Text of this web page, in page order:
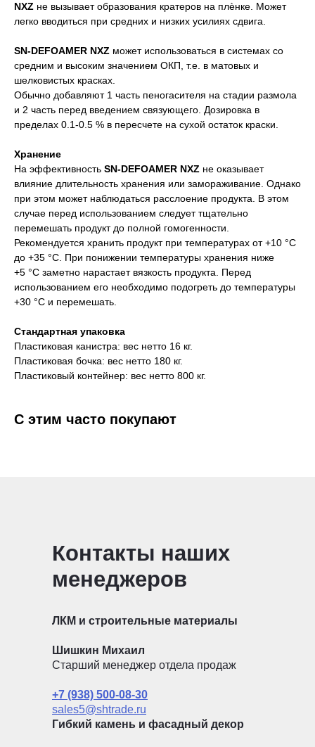
NXZ не вызывает образования кратеров на плѐнке. Может
легко вводиться при средних и низких усилиях сдвига.
SN-DEFOAMER NXZ может использоваться в системах со
средним и высоким значением ОКП, т.е. в матовых и
шелковистых красках.
Обычно добавляют 1 часть пеногасителя на стадии размола
и 2 часть перед введением связующего. Дозировка в
пределах 0.1-0.5 % в пересчете на сухой остаток краски.
Хранение
На эффективность SN-DEFOAMER NXZ не оказывает
влияние длительность хранения или замораживание. Однако
при этом может наблюдаться расслоение продукта. В этом
случае перед использованием следует тщательно
перемешать продукт до полной гомогенности.
Рекомендуется хранить продукт при температурах от +10 °С
до +35 °С. При понижении температуры хранения ниже
+5 °С заметно нарастает вязкость продукта. Перед
использованием его необходимо подогреть до температуры
+30 °С и перемешать.
Стандартная упаковка
Пластиковая канистра: вес нетто 16 кг.
Пластиковая бочка: вес нетто 180 кг.
Пластиковый контейнер: вес нетто 800 кг.
С этим часто покупают
Контакты наших
менеджеров
ЛКМ и строительные материалы
Шишкин Михаил
Старший менеджер отдела продаж
+7 (938) 500-08-30
sales5@shtrade.ru
Гибкий камень и фасадный декор